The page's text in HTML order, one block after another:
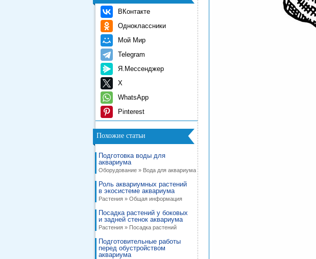
ВКонтакте
Одноклассники
Мой Мир
Telegram
Я.Мессенджер
X
WhatsApp
Pinterest
Похожие статьи
Подготовка воды для
аквариума
Оборудование » Вода для аквариума
Роль аквариумных растений
в экосистеме аквариума
Растения » Общая информация
Посадка растений у боковых
и задней стенок аквариума
Растения » Посадка растений
Подготовительные работы
перед обустройством
аквариума